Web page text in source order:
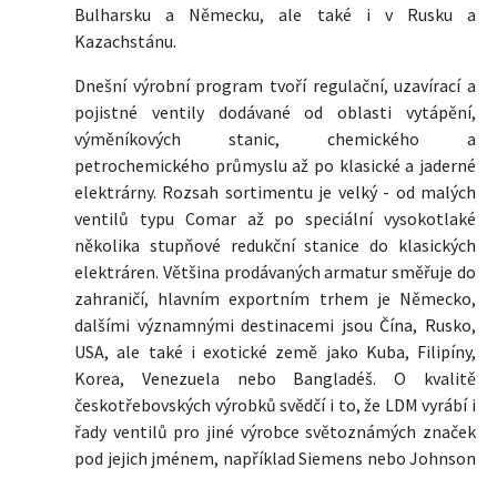
Bulharsku a Německu, ale také i v Rusku a
Kazachstánu.
Dnešní výrobní program tvoří regulační, uzavírací a
pojistné ventily dodávané od oblasti vytápění,
výměníkových stanic, chemického a
petrochemického průmyslu až po klasické a jaderné
elektrárny. Rozsah sortimentu je velký - od malých
ventilů typu Comar až po speciální vysokotlaké
několika stupňové redukční stanice do klasických
elektráren. Většina prodávaných armatur směřuje do
zahraničí, hlavním exportním trhem je Německo,
dalšími významnými destinacemi jsou Čína, Rusko,
USA, ale také i exotické země jako Kuba, Filipíny,
Korea, Venezuela nebo Bangladéš. O kvalitě
českotřebovských výrobků svědčí i to, že LDM vyrábí i
řady ventilů pro jiné výrobce světoznámých značek
pod jejich jménem, například Siemens nebo Johnson